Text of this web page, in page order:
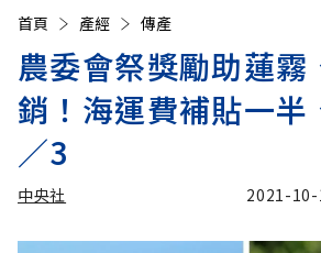
首頁 產經 傳產
農委會祭獎勵助蓮霧
銷！海運費補貼一半
／3
中央社 2021-